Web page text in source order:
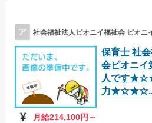
ア 社会福祉法人ピオニイ福祉会 ピオニ
保育士 社
会ピオニイ
人です
力
月給214,100円～